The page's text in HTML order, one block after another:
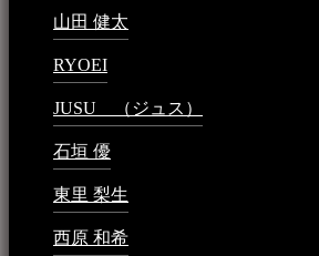
山田 健太
RYOEI
JUSU （ジュス）
石垣 優
東里 梨生
西原 和希